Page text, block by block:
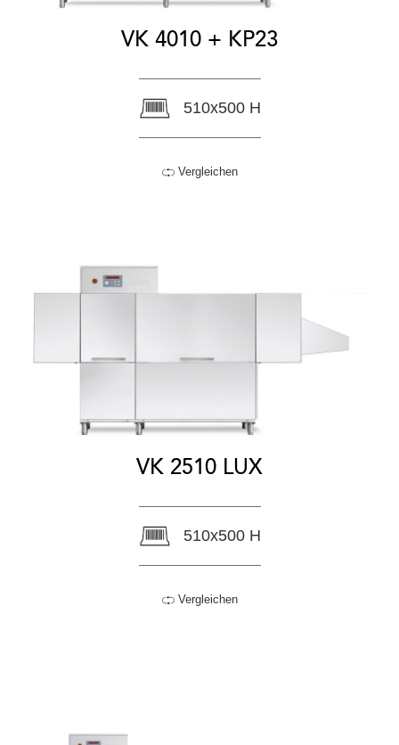
VK 4010 + KP23
510x500 H
Vergleichen
VK 2510 LUX
510x500 H
Vergleichen